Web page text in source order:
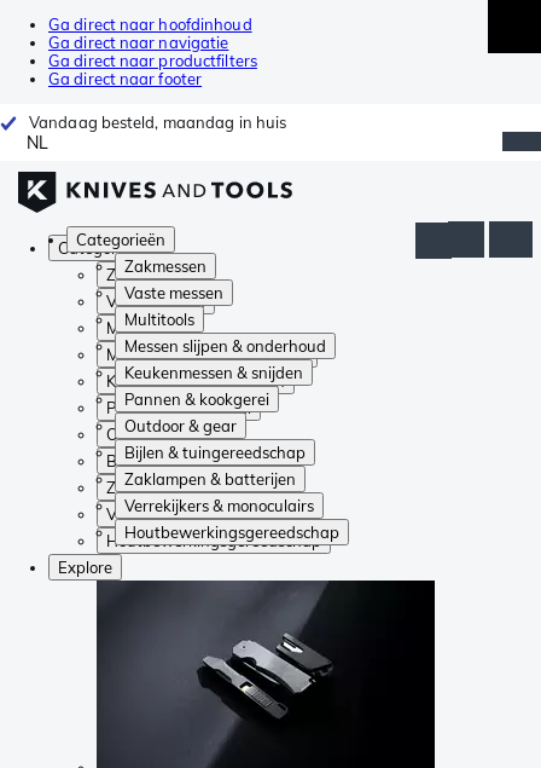
Ga direct naar hoofdinhoud
Ga direct naar navigatie
Ga direct naar productfilters
Ga direct naar footer
Vandaag besteld, maandag in huis
NL
Categorieën
Zakmessen
Vaste messen
Multitools
Messen slijpen & onderhoud
Keukenmessen & snijden
Pannen & kookgerei
Outdoor & gear
Bijlen & tuingereedschap
Zaklampen & batterijen
Verrekijkers & monoculairs
Houtbewerkingsgereedschap
Categorieën
Zakmessen
Vaste messen
Multitools
Messen slijpen & onderhoud
Keukenmessen & snijden
Pannen & kookgerei
Outdoor & gear
Bijlen & tuingereedschap
Zaklampen & batterijen
Verrekijkers & monoculairs
Houtbewerkingsgereedschap
Explore